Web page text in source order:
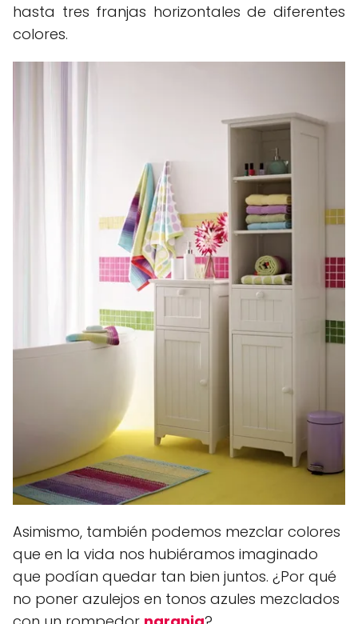
hasta tres franjas horizontales de diferentes
colores.
Asimismo, también podemos mezclar colores
que en la vida nos hubiéramos imaginado
que podían quedar tan bien juntos. ¿Por qué
no poner azulejos en tonos azules mezclados